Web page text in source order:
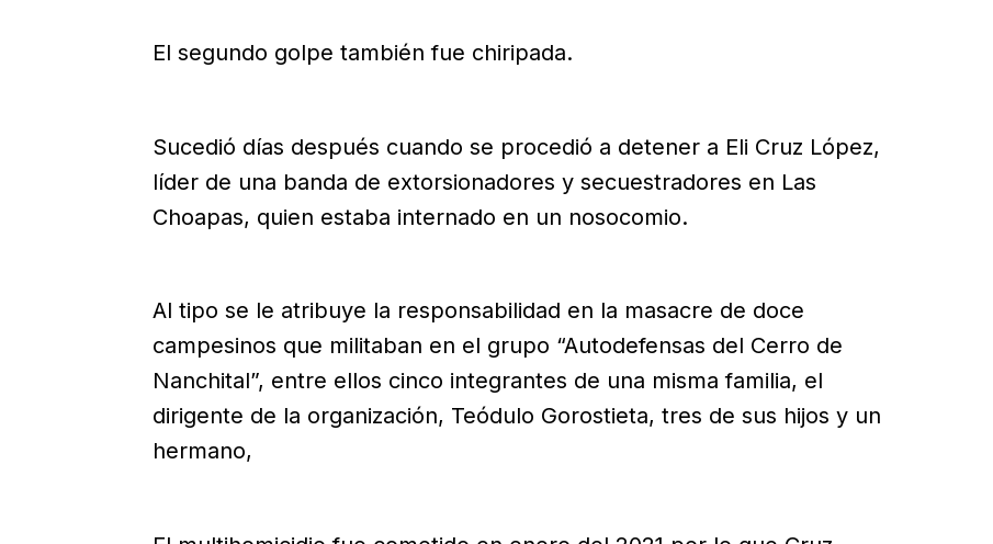
El segundo golpe también fue chiripada.
Sucedió días después cuando se procedió a detener a Eli Cruz López,
líder de una banda de extorsionadores y secuestradores en Las
Choapas, quien estaba internado en un nosocomio.
Al tipo se le atribuye la responsabilidad en la masacre de doce
campesinos que militaban en el grupo “Autodefensas del Cerro de
Nanchital”, entre ellos cinco integrantes de una misma familia, el
dirigente de la organización, Teódulo Gorostieta, tres de sus hijos y un
hermano,